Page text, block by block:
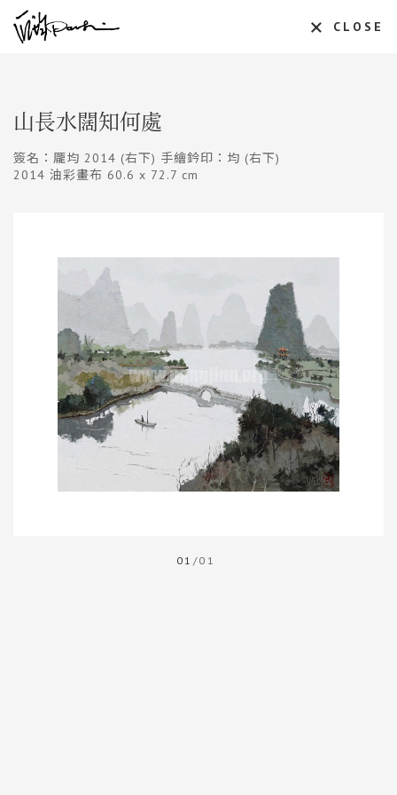
CLOSE
山長水闊知何處
簽名：龎均 2014 (右下) 手繪鈐印：均 (右下)
2014 油彩畫布 60.6 x 72.7 cm
01 /01